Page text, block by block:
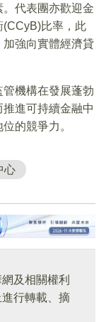
代表團亦歡迎金
(CCyB)比率，此
強向實體經濟貸
機構在發展蓬勃
進可持續金融中
的競爭力。
心
及相關權利
行轉載、摘